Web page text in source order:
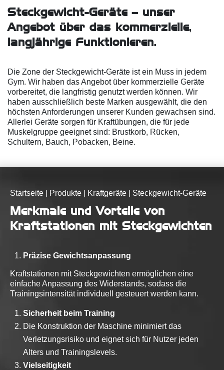
Steckgewicht-Geräte – unser
Angebot über das kommerzielle,
langjährige Funktionieren.
Die Zone der Steckgewicht-Geräte ist ein Muss in jedem
Gym. Wir haben das Angebot über kommerzielle Geräte
vorbereitet, die langfristig genutzt werden können. Wir
haben ausschließlich beste Marken ausgewählt, die den
höchsten Anforderungen unserer Kunden gewachsen sind.
Allerlei Geräte sorgen für Kraftübungen, die für jede
Muskelgruppe geeignet sind: Brustkorb, Rücken,
Schultern, Bauch, Pobacken, Beine.
Startseite Produkte Kraftgeräte Steckgewicht-Geräte
Merkmale und Vorteile von
Kraftstationen mit Steckgewichten
Präzise Gewichtsanpassung
Kraftstationen mit Steckgewichten ermöglichen eine
einfache Anpassung des Widerstands, sodass die
Trainingsintensität individuell gesteuert werden kann.
Sicherheit beim Training
Die Konstruktion der Maschine minimiert das
Verletzungsrisiko und eignet sich für Nutzer jeden
Alters und Trainingslevels.
Vielseitigkeit